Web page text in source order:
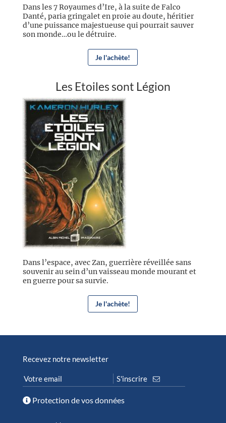
Dans les 7 Royaumes d’Ire, à la suite de Falco
Danté, paria gringalet en proie au doute, héritier
d’une puissance majestueuse qui pourrait sauver
son monde…ou le détruire.
Je l'achète!
Les Etoiles sont Légion
Dans l’espace, avec Zan, guerrière réveillée sans
souvenir au sein d’un vaisseau monde mourant et
en guerre pour sa survie.
Je l'achète!
Recevez notre newsletter
Protection de vos données